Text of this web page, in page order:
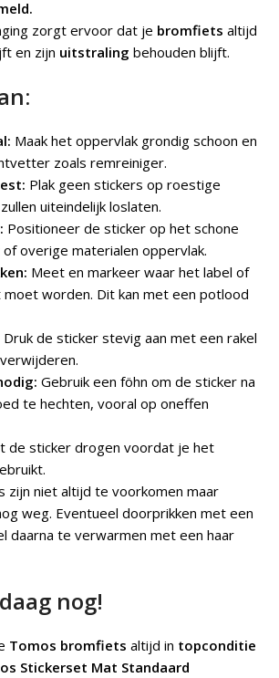
zorgt ervoor dat je bromfiets altijd
en zijn uitstraling behouden blijft.
Maak het oppervlak grondig schoon en
zoals remreiniger.
Plak geen stickers op roestige
uiteindelijk loslaten.
Positioneer de sticker op het schone
overige materialen oppervlak.
Meet en markeer waar het label of
worden. Dit kan met een potlood
Druk de sticker stevig aan met een rakel
Gebruik een föhn om de sticker na
te hechten, vooral op oneffen
de sticker drogen voordat je het
zijn niet altijd te voorkomen maar
weg. Eventueel doorprikken met een
daarna te verwarmen met een haar
nog!
Tomos bromfiets altijd in topconditie
Stickerset Mat Standaard